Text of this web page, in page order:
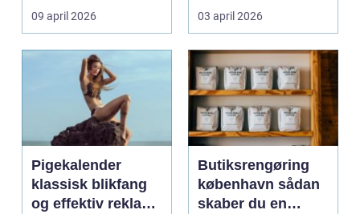
møder, når gamle
industrig...
09 april 2026
besværlig og en ov...
03 april 2026
Pigekalender
klassisk blikfang
og effektiv reklame
Butiksrengøring
københavn sådan
skaber du en